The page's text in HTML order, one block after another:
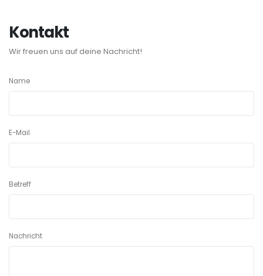
Kontakt
Wir freuen uns auf deine Nachricht!
Name
E-Mail
Betreff
Nachricht